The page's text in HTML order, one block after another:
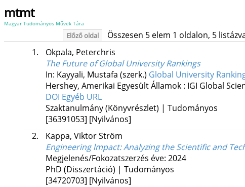
mtmt
Magyar Tudományos Művek Tára
Előző oldal Összesen 5 elem 1 oldalon, 5
1.
Okpala, Peterchris
The Future of Global University Rankings
In: Kayyali, Mustafa (szerk.) Global University
Hershey, Amerikai Egyesült Államok : IGI Global
DOI Egyéb URL
Szaktanulmány (Könyvrészlet) | Tudományos
[36391053] [Nyilvános]
2.
Kappa, Viktor Ström
Engineering lmpact: Analyzing the Scientific and
Megjelenés/Fokozatszerzés éve: 2024
PhD (Disszertáció) | Tudományos
[34720703] [Nyilvános]